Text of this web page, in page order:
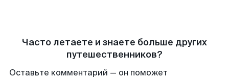
Часто летаете и знаете больше других
путешественников?
Оставьте комментарий — он поможет